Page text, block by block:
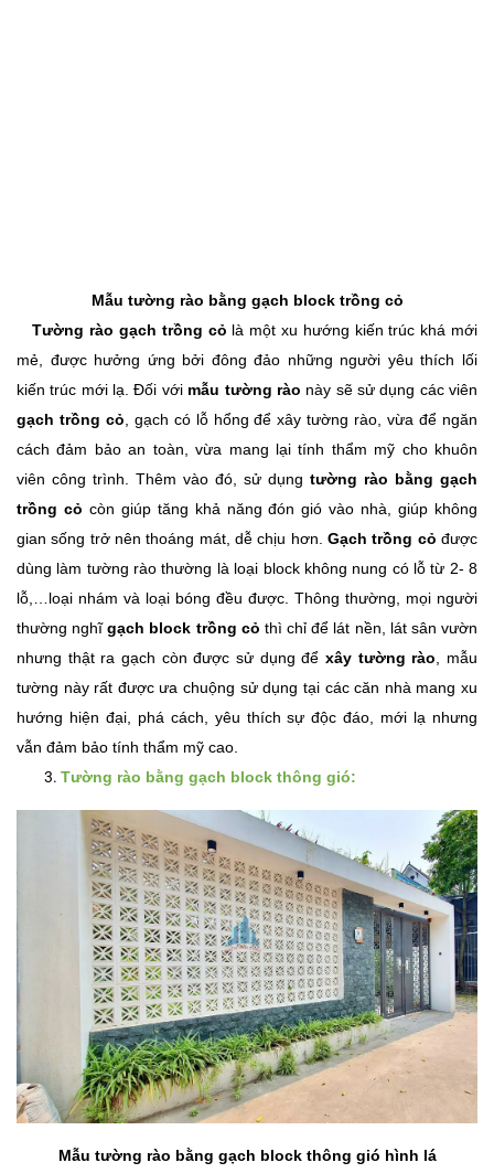
Mẫu tường rào bằng gạch block trồng cỏ
Tường rào gạch trồng cỏ là một xu hướng kiến trúc khá mới
mẻ, được hưởng ứng bởi đông đảo những người yêu thích lối
kiến trúc mới lạ. Đối với mẫu tường rào này sẽ sử dụng các viên
gạch trồng cỏ , gạch có lỗ hổng để xây tường rào, vừa để ngăn
cách đảm bảo an toàn, vừa mang lại tính thẩm mỹ cho khuôn
viên công trình. Thêm vào đó, sử dụng tường rào bằng gạch
trồng cỏ còn giúp tăng khả năng đón gió vào nhà, giúp không
gian sống trở nên thoáng mát, dễ chịu hơn. Gạch trồng cỏ được
dùng làm tường rào thường là loại block không nung có lỗ từ 2- 8
lỗ,…loại nhám và loại bóng đều được. Thông thường, mọi người
thường nghĩgạch block trồng cỏ thì chỉ để lát nền, lát sân vườn
nhưng thật ra gạch còn được sử dụng để xây tường rào , mẫu
tường này rất được ưa chuộng sử dụng tại các căn nhà mang xu
hướng hiện đại, phá cách, yêu thích sự độc đáo, mới lạ nhưng
vẫn đảm bảo tính thẩm mỹ cao.
Tường rào bằng gạch block thông gió:
Mẫu tường rào bằng gạch block thông gió hình lá